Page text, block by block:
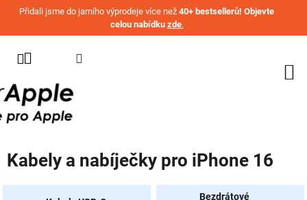
Přejít na obsah
Přidali jsme do jarního výprodeje více než 40+ bestsellerů! Objevte
celou nabídku zde.
IPHONE
MACBOOK
AIRPODS
Kabely a nabíječky pro iPhone 16
Bezdrátové